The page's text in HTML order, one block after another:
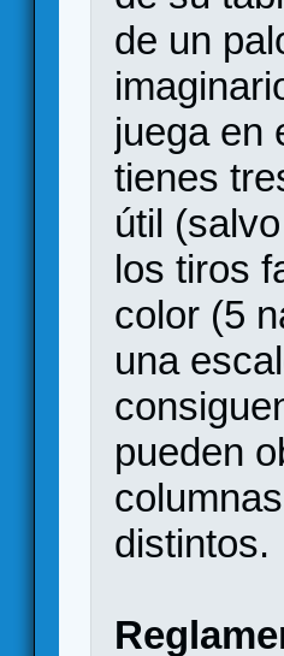
de un
juega en
tienes
útil
los tiros
color (5
una
pueden
distintos.